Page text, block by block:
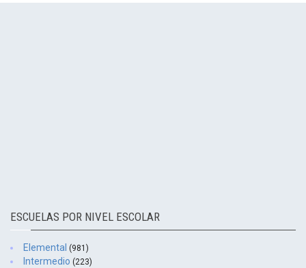
ESCUELAS POR NIVEL ESCOLAR
Elemental (981)
Intermedio (223)